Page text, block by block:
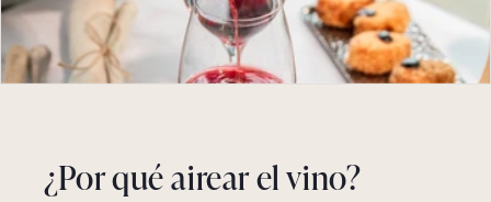
¿Por qué airear el vino?